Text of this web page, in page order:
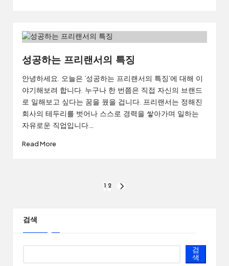
성공하는 프리랜서의 특징
안녕하세요. 오늘은 ‘성공하는 프리랜서의 특징’에 대해 이
야기해보려 합니다. 누구나 한 번쯤은 직접 자신의 브랜드
로 일해보고 싶다는 꿈을 꿨을 겁니다. 프리랜서는 정해진
회사의 테두리를 벗어나 스스로 경력을 쌓아가며 일하는
자유로운 직업입니다.…
Read More
이
1 2
검색
검
색